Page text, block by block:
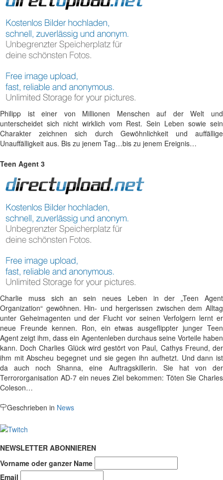
Philipp ist einer von Millionen Menschen auf der Welt und
unterscheidet sich nicht wirklich vom Rest. Sein Leben sowie sein
Charakter zeichnen sich durch Gewöhnlichkeit und auffällige
Unauffälligkeit aus. Bis zu jenem Tag…bis zu jenem Ereignis…
Teen Agent 3
Charlie muss sich an sein neues Leben in der „Teen Agent
Organization“ gewöhnen. Hin- und hergerissen zwischen dem Alltag
unter Geheimagenten und der Flucht vor seinen Verfolgern lernt er
neue Freunde kennen. Ron, ein etwas ausgeflippter junger Teen
Agent zeigt ihm, dass ein Agentenleben durchaus seine Vorteile haben
kann. Doch Charlies Glück wird gestört von Paul, Cathys Freund, der
ihm mit Abscheu begegnet und sie gegen ihn aufhetzt. Und dann ist
da auch noch Shanna, eine Auftragskillerin. Sie hat von der
Terrororganisation AD-7 ein neues Ziel bekommen: Töten Sie Charles
Coleson…
Geschrieben in News
NEWSLETTER ABONNIEREN
Vorname oder ganzer Name
Email